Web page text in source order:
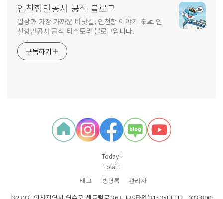
인천항만공사 공식 블로그
일상과 가장 가까운 바닷길, 인천항 이야기 🚢🌊 인
천항만공사 공식 티스토리 블로그입니다.
구독하기
Today :
Total :
태그 방명록 관리자